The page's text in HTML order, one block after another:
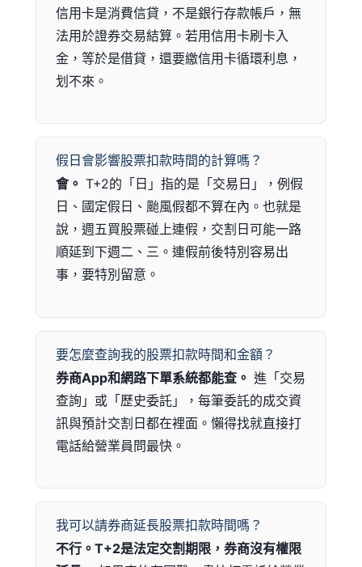
信用卡是消費信貸，不是銀行存款帳戶，無
法用於證券交易結算。若用信用卡刷卡入
金，等於是借貸，還要繳信用卡循環利息，
划不來。
假日會影響股票扣款時間的計算嗎？
會。 T+2的「日」指的是「交易日」，例假
日、國定假日、颱風假都不算在內。也就是
說，週五買股票碰上連假，交割日可能一路
順延到下週二、三。連假前後特別容易出
事，要特別留意。
要怎麼查詢我的股票扣款時間和金額？
券商App和網路下單系統都能查。 進「交易
查詢」或「歷史委託」，每筆委託的成交資
訊與預計交割日都在裡面。懶得找就直接打
電話給營業員問最快。
我可以請券商延長股票扣款時間嗎？
不行。T+2是法定交割期限，券商沒有權限